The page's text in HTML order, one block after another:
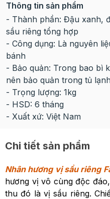
Thông tin sản phẩm
- Thành phần: Đậu xanh,
sầu riêng tổng hợp
- Công dụng: Là nguyên
bánh
- Bảo quản: Trong bao bì
nên bảo quản trong tủ
- Trọng lượng: 1kg
- HSD: 6 tháng
- Xuất xứ: Việt Nam
Chi tiết sản phẩm
Nhân hương vị sầu riêng
hương vị vô cùng độc
thu đó là vị sầu riêng.